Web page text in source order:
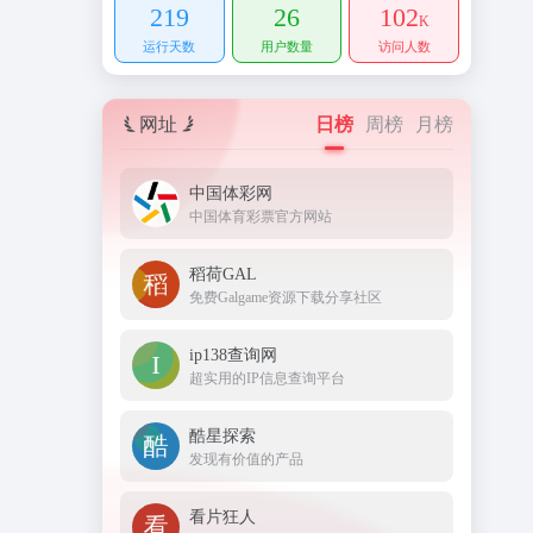
219
运行天数
26
用户数量
102K
访问人数
网址 日榜 周榜 月榜
中国体彩网
中国体育彩票官方网站
稻荷GAL
免费Galgame资源下载分享社区
ip138查询网
超实用的IP信息查询平台
酷星探索
发现有价值的产品
看片狂人